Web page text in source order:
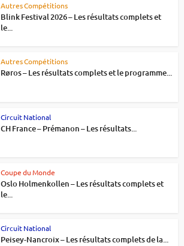
Autres Compétitions
Blink Festival 2026 – Les résultats complets et
le...
Autres Compétitions
Røros – Les résultats complets et le programme...
Circuit National
CH France – Prémanon – Les résultats...
Coupe du Monde
Oslo Holmenkollen – Les résultats complets et
le...
Circuit National
Peisey-Nancroix – Les résultats complets de la...